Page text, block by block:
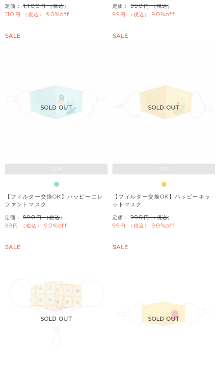
定価： 1,100 （税込）
110 税込 90%off
定価： 990 （税込）
99 税込 90%off
S/M
SOLD OUT
SALE
【フィルター交換OK】ハッピーエレ
ファントマスク
定価： 990 （税込）
99 税込 90%off
S/M
SOLD OUT
SALE
【フィルター交換OK】ハッピーキャ
ットマスク
定価： 990 （税込）
99 税込 90%off
SOLD OUT
SALE
SOLD OUT
SALE